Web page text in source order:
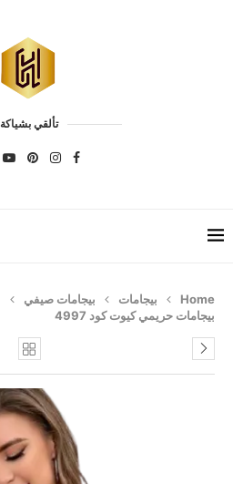
تألقي بشياكة
Home بيجامات
بيجامات صيفي
بيجامات حريمي كيوت كود 4997